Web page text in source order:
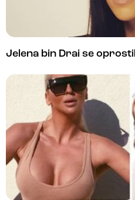
Jelena bin Drai se